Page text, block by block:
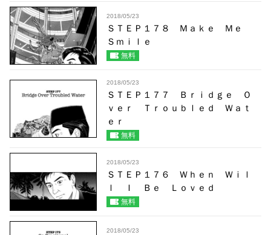
2018/05/23
ＳＴＥＰ１７８ Ｍａｋｅ Ｍｅ
Ｓｍｉｌｅ
無料
2018/05/23
ＳＴＥＰ１７７ Ｂｒｉｄｇｅ Ｏ
ｖｅｒ Ｔｒｏｕｂｌｅｄ Ｗａｔ
ｅｒ
無料
2018/05/23
ＳＴＥＰ１７６ Ｗｈｅｎ Ｗｉｌ
ｌ Ｉ Ｂｅ Ｌｏｖｅｄ
無料
2018/05/23